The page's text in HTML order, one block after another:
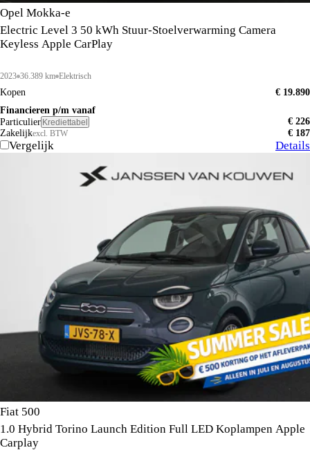
Opel Mokka-e
Electric Level 3 50 kWh Stuur-Stoelverwarming Camera
Keyless Apple CarPlay
2023 36.389 km Elektrisch
Kopen
€ 19.890
Financieren p/m vanaf
Particulier Krediettabel
€ 226
Zakelijkexcl. BTW € 187
Vergelijk Details
Fiat 500
1.0 Hybrid Torino Launch Edition Full LED Koplampen Apple
Carplay